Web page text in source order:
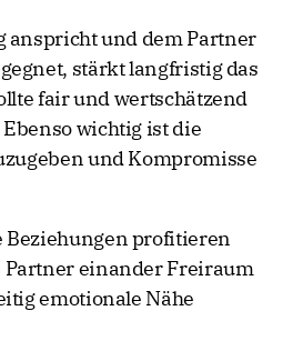
anspricht und dem Partner
stärkt langfristig das
fair und wertschätzend
wichtig ist die
und Kompromisse
Beziehungen profitieren
Partner einander Freiraum
emotionale Nähe